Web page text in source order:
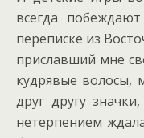
всегда
переписке из
приславший мне
кудрявые волосы,
друг другу
нетерпением